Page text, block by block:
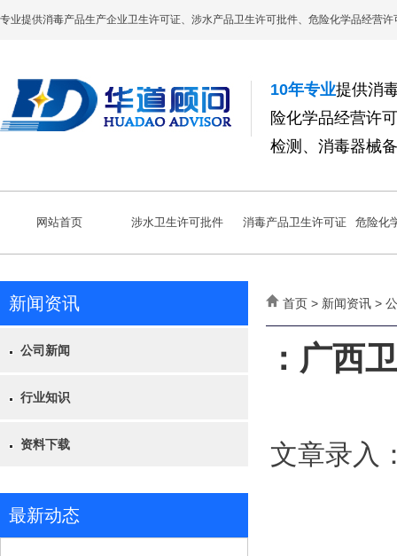
专业提供消毒产品生产企业卫生许可证、涉水产品卫生许可批件、危险化学品经营
10年专业提供消
险化学品经营许
检测、消毒器械
网站首页 涉水卫生许可批件 消毒产品卫生许可证 危险化
新闻资讯
公司新闻
行业知识
资料下载
最新动态
首页 > 新闻资讯 >
：广西
文章录入